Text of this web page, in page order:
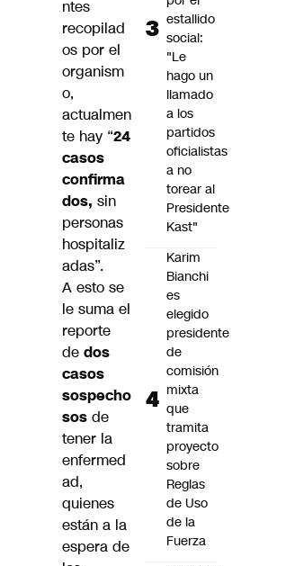
ntes
recopilad
os por el
organism
o,
actualmen
te hay “24
casos
confirma
dos, sin
personas
hospitaliz
adas”.
A esto se
le suma el
reporte
de dos
casos
sospecho
sos de
tener la
enfermed
ad,
quienes
están a la
espera de
estallido
social:
"Le
hago un
llamado
a los
partidos
oficialistas
a no
torear al
Presidente
Kast"
Karim
Bianchi
es
elegido
presidente
de
comisión
mixta
que
tramita
proyecto
sobre
Reglas
de Uso
de la
Fuerza